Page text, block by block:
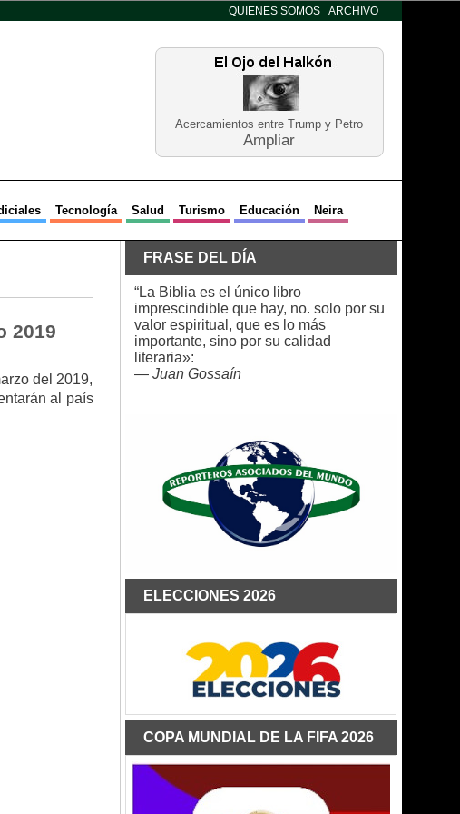
QUIENES SOMOS ARCHIVO
Acercamientos entre Trump y Petro
Ampliar
Tecnología Salud Turismo Educación Neira
2019
del 2019,
al país
FRASE DEL DÍA
“La Biblia es el único libro
imprescindible que hay, no. solo por su
valor espiritual, que es lo más
importante, sino por su calidad
literaria»:
— Juan Gossaín
ELECCIONES 2026
COPA MUNDIAL DE LA FIFA 2026